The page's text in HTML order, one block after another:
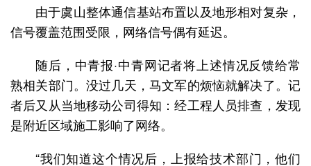
由于虞山整体通信基站布置以及地形相对复杂，
信号覆盖范围受限，网络信号偶有延迟。
随后，中青报·中青网记者将上述情况反馈给常
熟相关部门。没过几天，马文军的烦恼就解决了。记
者后又从当地移动公司得知：经工程人员排查，发现
是附近区域施工影响了网络。
“我们知道这个情况后，上报给技术部门，他们